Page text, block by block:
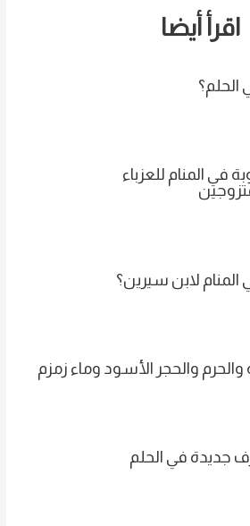
اقرأ أيضا
الحلم؟
في المنام للعزباء
المنام لابن سيرين؟
والحجر الأسود وماء زمزم
جديدة في الحلم